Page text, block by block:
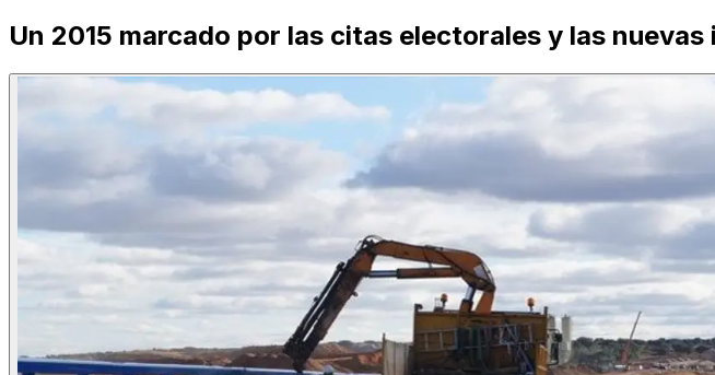
Un 2015 marcado por las citas electorales y las